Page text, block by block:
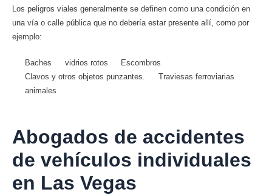
Los peligros viales generalmente se definen como una condición en
una vía o calle pública que no debería estar presente allí, como por
ejemplo:
Baches vidrios rotos
Escombros
Clavos y otros objetos punzantes.
Traviesas ferroviarias
animales
Abogados de accidentes
de vehículos individuales
en Las Vegas